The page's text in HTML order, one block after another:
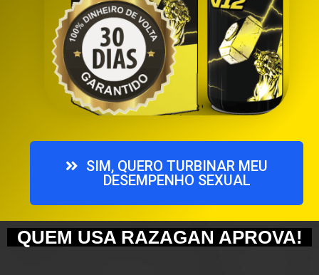
SIM, QUERO TURBINAR MEU
DESEMPENHO SEXUAL
QUEM USA RAZAGAN APROVA!